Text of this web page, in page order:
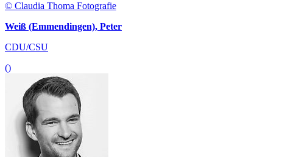
© Claudia Thoma Fotografie
Weiß (Emmendingen), Peter
CDU/CSU
()